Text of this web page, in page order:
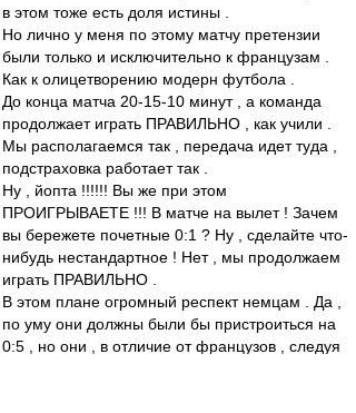
в этом тоже есть доля истины .
Но лично у меня по этому матчу претензии
были только и исключительно к французам .
Как к олицетворению модерн футбола .
До конца матча 20-15-10 минут , а команда
продолжает играть ПРАВИЛЬНО , как учили .
Мы располагаемся так , передача идет туда ,
подстраховка работает так .
Ну , йопта !!!!!! Вы же при этом
ПРОИГРЫВАЕТЕ !!! В матче на вылет ! Зачем
вы бережете почетные 0:1 ? Ну , сделайте что-
нибудь нестандартное ! Нет , мы продолжаем
играть ПРАВИЛЬНО .
В этом плане огромный респект немцам . Да ,
по уму они должны были бы пристроиться на
0:5 , но они , в отличие от французов , следуя